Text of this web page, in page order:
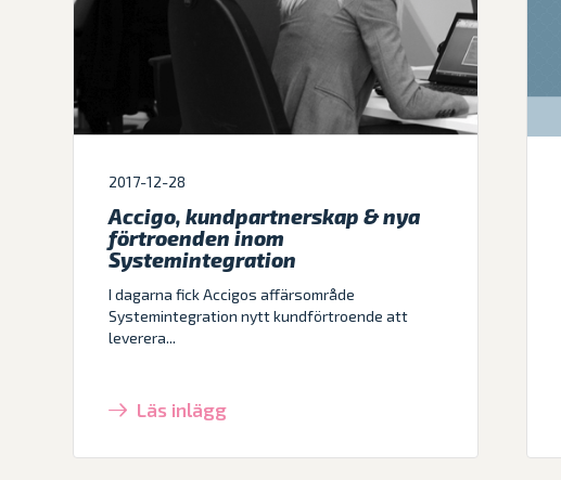
2017-12-28
Accigo, kundpartnerskap & nya
förtroenden inom
Systemintegration
I dagarna fick Accigos affärsområde
Systemintegration nytt kundförtroende att
leverera...
Läs inlägg